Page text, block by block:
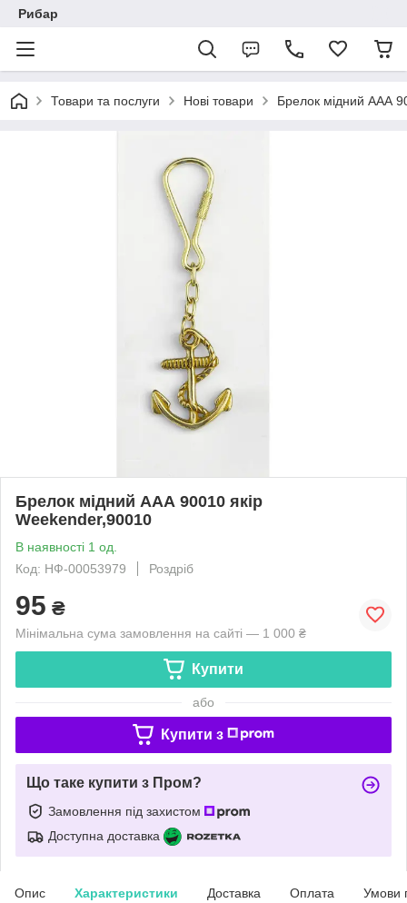
Рибар
Товари та послуги Нові товари Брелок мідний ААА
Брелок мідний ААА 90010 якір
Weekender,90010
В наявності 1 од.
Код: НФ-00053979
Роздріб
95 ₴
Мінімальна сума замовлення на сайті — 1 000 ₴
Купити
або
Купити з
Що таке купити з Пром?
Замовлення під захистом
Доступна доставка
Опис Характеристики Доставка Оплата Умови